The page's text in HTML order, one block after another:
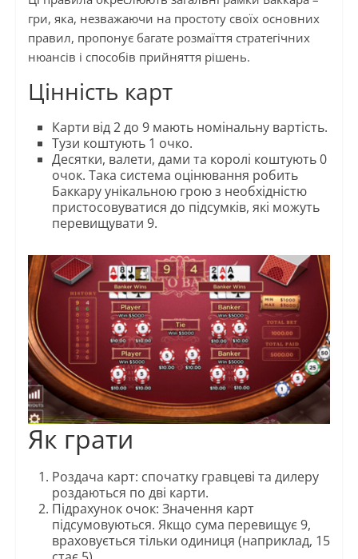
гри, яка, незважаючи на простоту своїх основних
правил, пропонує багате розмаїття стратегічних
нюансів і способів прийняття рішень.
Цінність карт
Карти від 2 до 9 мають номінальну вартість.
Тузи коштують 1 очко.
Десятки, валети, дами та королі коштують 0
очок. Така система оцінювання робить
Баккару унікальною грою з необхідністю
пристосовуватися до підсумків, які можуть
перевищувати 9.
Як грати
Роздача карт: спочатку гравцеві та дилеру
роздаються по дві карти.
Підрахунок очок: Значення карт
підсумовуються. Якщо сума перевищує 9,
враховується тільки одиниця (наприклад, 15